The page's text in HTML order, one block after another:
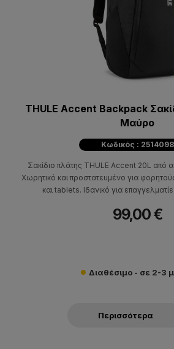
THULE Accent Backpack
Μαύρο
Κωδικός : 2514098
Σακίδιο πλάτης THULE Accent 20L από
Χωρητικό και προστατευμένο για
και tablets. Ιδανικό για
99,00 €
Διαθέσιμο - σε 2-3
Περισσότερα